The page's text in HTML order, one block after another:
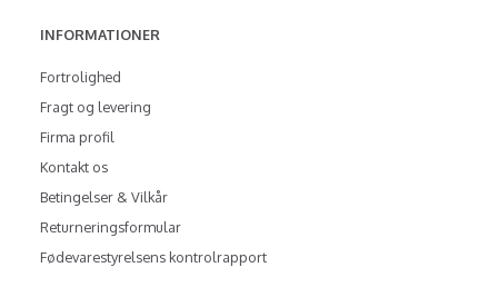
INFORMATIONER
Fortrolighed
Fragt og levering
Firma profil
Kontakt os
Betingelser & Vilkår
Returneringsformular
Fødevarestyrelsens kontrolrapport